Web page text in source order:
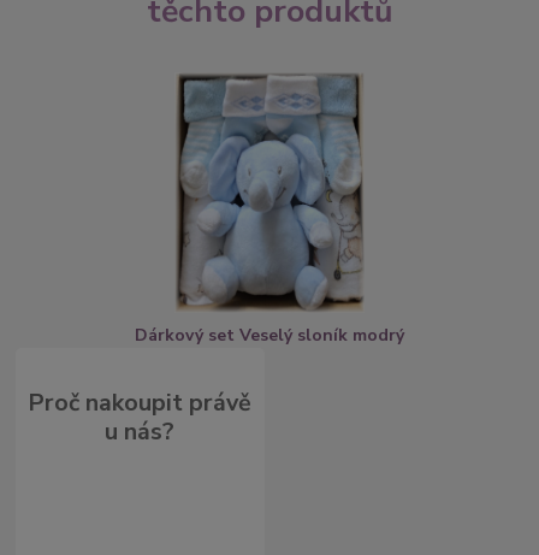
těchto produktů
Dárkový set Veselý sloník modrý
Proč nakoupit právě
u nás?